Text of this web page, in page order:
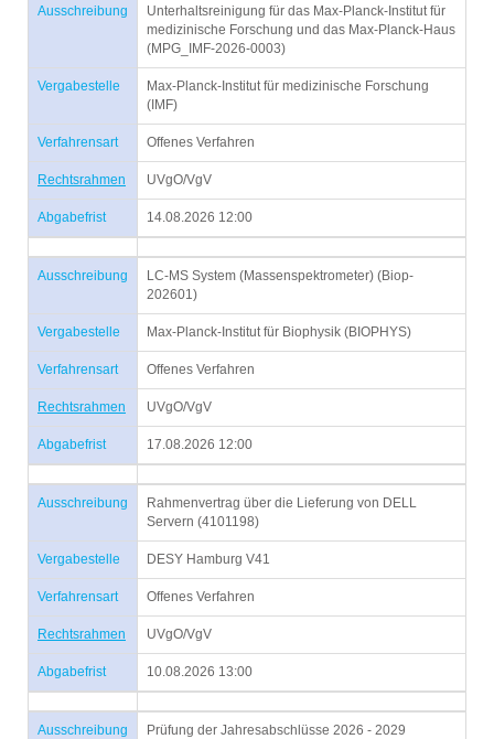
Ausschreibung
Unterhaltsreinigung für das Max-Planck-Institut für
medizinische Forschung und das Max-Planck-Haus
(MPG_IMF-2026-0003)
Vergabestelle
Max-Planck-Institut für medizinische Forschung
(IMF)
Verfahrensart Offenes Verfahren
Rechtsrahmen UVgO/VgV
Abgabefrist 14.08.2026 12:00
Ausschreibung
LC-MS System (Massenspektrometer) (Biop-
202601)
Vergabestelle Max-Planck-Institut für Biophysik (BIOPHYS)
Verfahrensart Offenes Verfahren
Rechtsrahmen UVgO/VgV
Abgabefrist 17.08.2026 12:00
Ausschreibung
Rahmenvertrag über die Lieferung von DELL
Servern (4101198)
Vergabestelle DESY Hamburg V41
Verfahrensart Offenes Verfahren
Rechtsrahmen UVgO/VgV
Abgabefrist 10.08.2026 13:00
Ausschreibung
Prüfung der Jahresabschlüsse 2026 - 2029